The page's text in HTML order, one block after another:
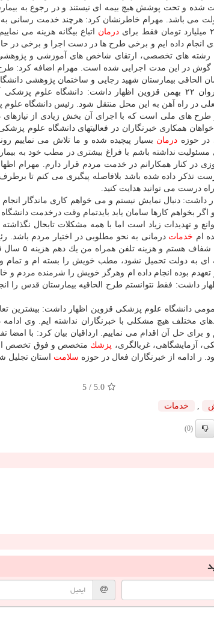
حضور دارند و تنها ۱۷ نفر ثبت شده و تحت پوشش هیچ بیمه ای نیستند و در
می باشد. مهرام خاطرنشان كرد: هرچند خدمت رسانی به
درمان اتباع بیگانه هزینه می
انجام داده ایم و برخی طرح ها در دست اجرا و برخی در
رشته های تخصصی، ارتقای شاخص های آموزشی و پژوهشی
گوش در این مدت اجرایی شده است. مهرام اضافه كرد: طرح
الحاقی بیمارستان شهید رجایی و ساختمان پژوهشی
وی در مورد جابجایی بیمارستان اعصاب و روان ۲۲ بهمن قزوین اظهار داشت:
طرح های ملی است كه با اجرای آن بخش زیادی از
خواهان همكاری خبرنگاران در فعالیتهای دانشگاه علوم
در حوزه درمان بسیار پیچیده شده و ما تلاش می نماییم
مسئولیت نداشته باشم با فراغ بیشتری در مطب خود به
در كنار همكارانم در خدمت مردم قرار دارم. مهرام
تذكر داده شده باشد بلافاصله پیگیری می كنم تا برطرف
درست می توانید هدایت كنید.
داشت: دنبال نمایش نیستم و می خواهم كاری ماندگار انجام
اگر بخواهم كارها سامان یابد بایدتمام وقت درخدمت
و تهدیدات زیاد است اما با همه مشكلات تابحال نگذاشته
ام خدمات درمانی به نحو مطلوبی در اختیار مردم
كرد: حلال و حرام
ای به دولت تحمیل نشود، مطب خویش را بسته ام و تمام
بوده انجام داده ام وهرگز خویش را شرمنده مردم و
داشت: فقط نتوانستم طرح الحاقیه بیمارستان قدس را
دانشگاه علوم پزشكی قزوین اظهار داشت: بیشترین
مختلف هیچ مشكلی با خبرنگاران نداشته ایم. وی
و برای حل آن اقدام می نماییم. ارداقیان بیان كرد: با امضا
آزمایشگاهی، غربالگری، پزشك متخصص و فوق تخصص
ر ادامه از خبرنگاران فعال در حوزه سلامت استان تجلیل
5.0
/ 5
خدمات
(0)